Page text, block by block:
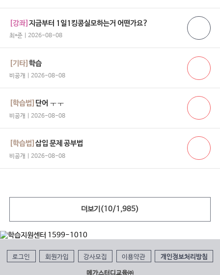
[강좌]지금부터 1일1킹콩실모하는거 어떤가요?
최*준 | 2026-08-08
[기타]학습
비공개 | 2026-08-08
[학습법] 단어 ㅜㅜ
비공개 | 2026-08-08
[학습법]삽입 문제 공부법
비공개 | 2026-08-08
더보기(10/1,985)
로그인 회원가입 강사모집 이용약관 개인정보처리방침
메가스터디교육㈜